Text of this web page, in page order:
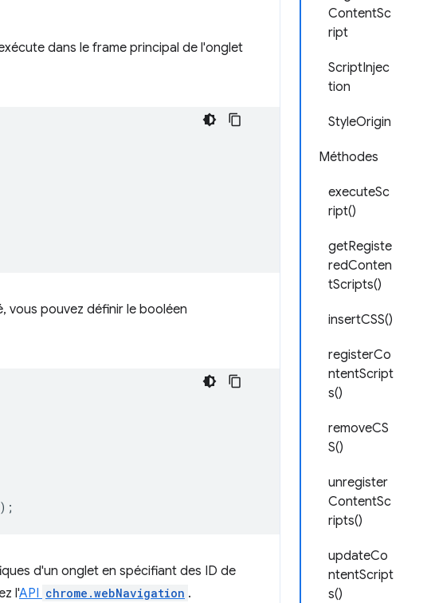
ContentSc
ript
ScriptInjec
tion
StyleOrigin
Méthodes
executeSc
ript()
getRegiste
redConten
tScripts()
insertCSS()
registerCo
ntentScript
s()
removeCS
S()
unregister
ContentSc
ripts()
updateCo
ntentScript
s()
dans le frame principal de l'onglet
vous pouvez définir le booléen
d'un onglet en spécifiant des ID de
l'API chrome.webNavigation .